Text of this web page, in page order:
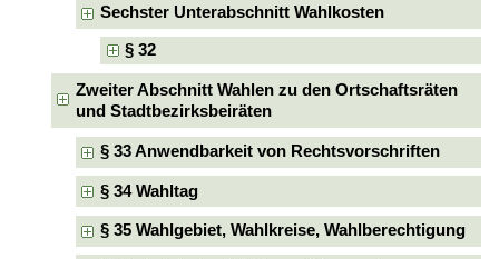
Sechster Unterabschnitt Wahlkosten
§ 32
Zweiter Abschnitt Wahlen zu den Ortschaftsräten
und Stadtbezirksbeiräten
§ 33 Anwendbarkeit von Rechtsvorschriften
§ 34 Wahltag
§ 35 Wahlgebiet, Wahlkreise, Wahlberechtigung